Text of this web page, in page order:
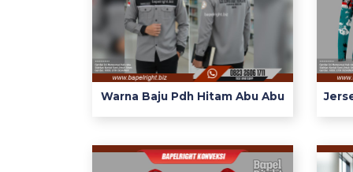
s
e
y
P
t
Warna Baju Pdh Hitam Abu Abu